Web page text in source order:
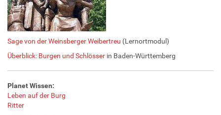
Sage von der Weinsberger Weibertreu (Lernortmodul)
Überblick: Burgen und Schlösser in Baden-Württemberg
Planet Wissen:
Leben auf der Burg
Ritter